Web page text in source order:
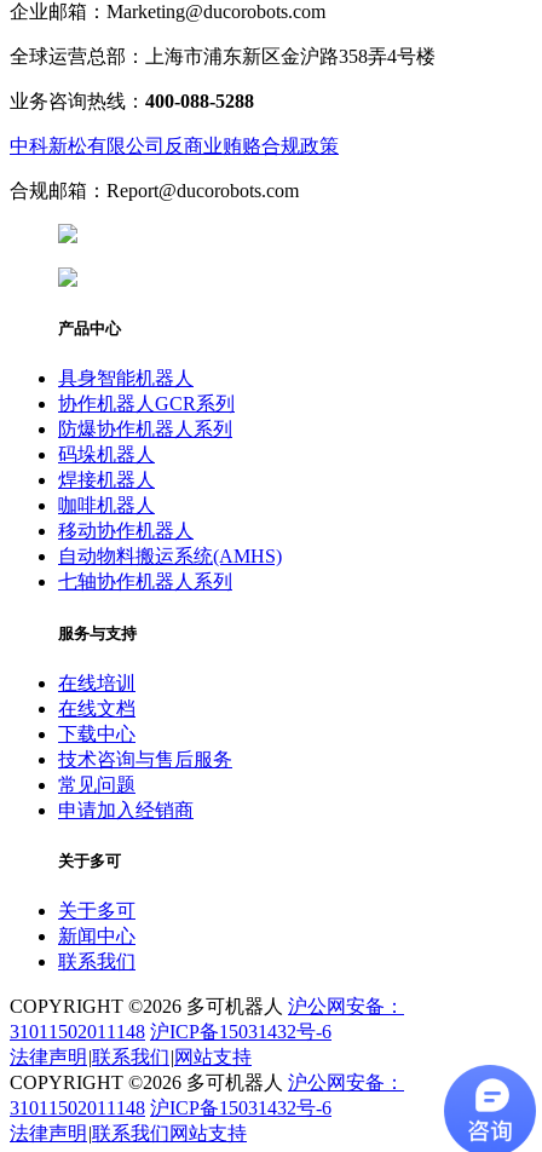
企业邮箱：Marketing@ducorobots.com
全球运营总部：上海市浦东新区金沪路358弄4号楼
业务咨询热线： 400-088-5288
中科新松有限公司反商业贿赂合规政策
合规邮箱：Report@ducorobots.com
产品中心
具身智能机器人
协作机器人GCR系列
防爆协作机器人系列
码垛机器人
焊接机器人
咖啡机器人
移动协作机器人
自动物料搬运系统(AMHS)
七轴协作机器人系列
服务与支持
在线培训
在线文档
下载中心
技术咨询与售后服务
常见问题
申请加入经销商
关于多可
关于多可
新闻中心
联系我们
COPYRIGHT ©2026 多可机器人 沪公网安备：
31011502011148 沪ICP备15031432号-6
法律声明 |联系我们|网站支持
COPYRIGHT ©2026 多可机器人 沪公网安备：
31011502011148 沪ICP备15031432号-6
法律声明 |联系我们网站支持